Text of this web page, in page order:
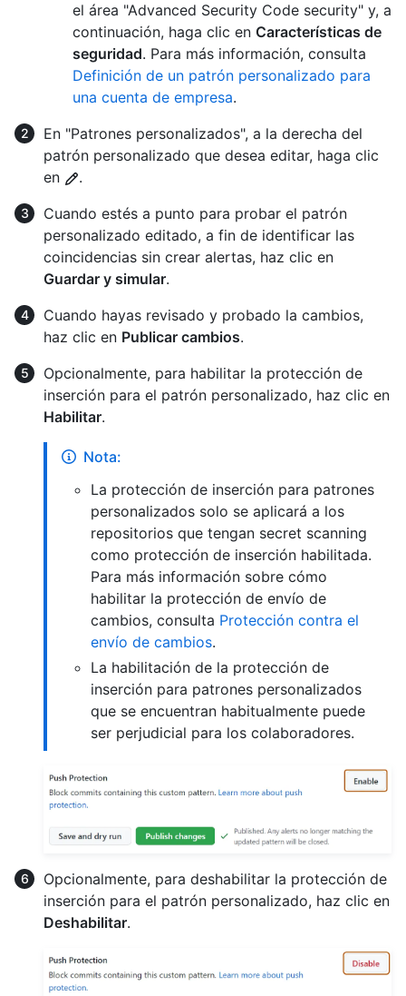
el área "Advanced Security Code security" y, a
continuación, haga clic en Características de
seguridad. Para más información, consulta
Definición de un patrón personalizado para
una cuenta de empresa.
En "Patrones personalizados", a la derecha del
patrón personalizado que desea editar, haga clic
en
.
Cuando estés a punto para probar el patrón
personalizado editado, a fin de identificar las
coincidencias sin crear alertas, haz clic en
Guardar y simular.
Cuando hayas revisado y probado la cambios,
haz clic en Publicar cambios.
Opcionalmente, para habilitar la protección de
inserción para el patrón personalizado, haz clic en
Habilitar.
Nota:
La protección de inserción para patrones
personalizados solo se aplicará a los
repositorios que tengan secret scanning
como protección de inserción habilitada.
Para más información sobre cómo
habilitar la protección de envío de
cambios, consulta Protección contra el
envío de cambios.
La habilitación de la protección de
inserción para patrones personalizados
que se encuentran habitualmente puede
ser perjudicial para los colaboradores.
Opcionalmente, para deshabilitar la protección de
inserción para el patrón personalizado, haz clic en
Deshabilitar.